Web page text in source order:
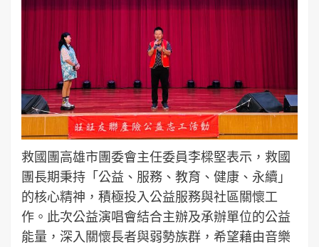
救國團高雄市團委會主任委員李樑堅表示，救國
團長期秉持「公益、服務、教育、健康、永續」
的核心精神，積極投入公益服務與社區關懷工
作。此次公益演唱會結合主辦及承辦單位的公益
能量，深入關懷長者與弱勢族群，希望藉由音樂